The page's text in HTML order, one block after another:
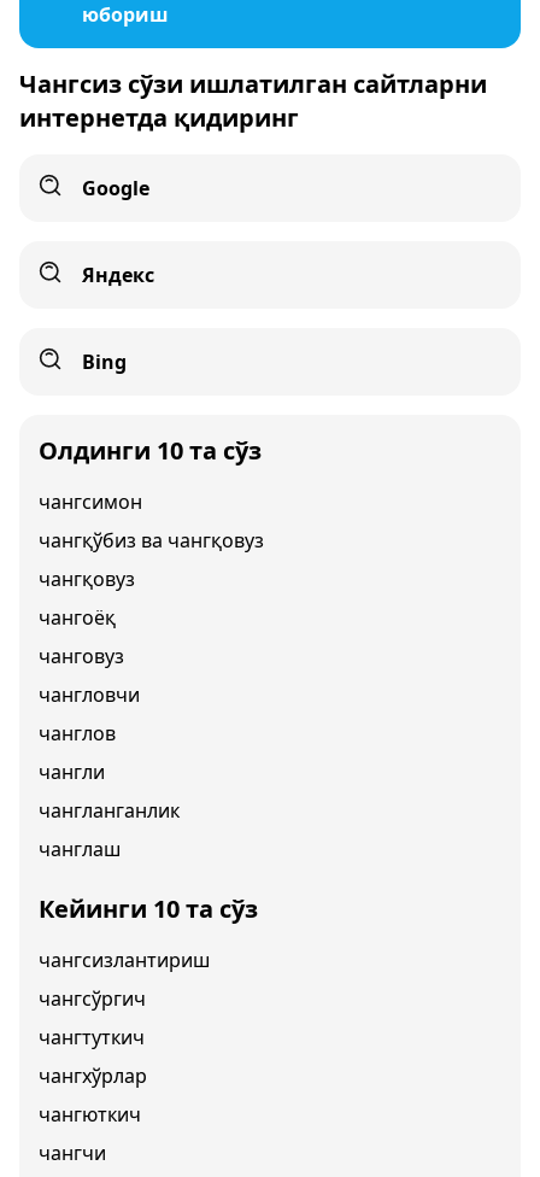
юбориш
Чангсиз сўзи ишлатилган сайтларни
интернетда қидиринг
Google
Яндекс
Bing
Олдинги 10 та сўз
чангсимон
чангқўбиз ва чангқовуз
чангқовуз
чангоёқ
чанговуз
чангловчи
чанглов
чангли
чангланганлик
чанглаш
Кейинги 10 та сўз
чангсизлантириш
чангсўргич
чангтуткич
чангхўрлар
чангюткич
чангчи